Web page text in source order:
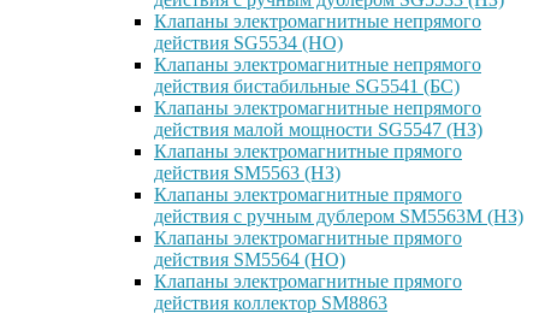
Клапаны электромагнитные непрямого
действия SG5534 (НО)
Клапаны электромагнитные непрямого
действия бистабильные SG5541 (БС)
Клапаны электромагнитные непрямого
действия малой мощности SG5547 (НЗ)
Клапаны электромагнитные прямого
действия SM5563 (НЗ)
Клапаны электромагнитные прямого
действия с ручным дублером SM5563M (НЗ)
Клапаны электромагнитные прямого
действия SM5564 (НО)
Клапаны электромагнитные прямого
дейcтвия коллектор SM8863